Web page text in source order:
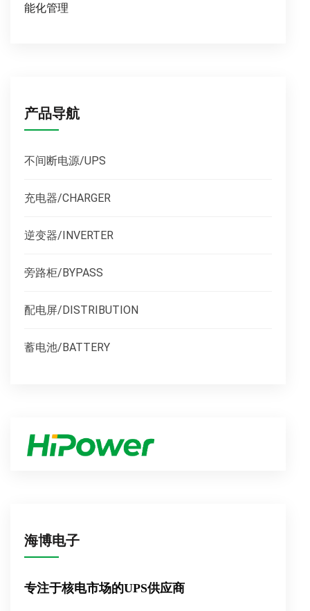
能化管理
产品导航
不间断电源/UPS
充电器/CHARGER
逆变器/INVERTER
旁路柜/BYPASS
配电屏/DISTRIBUTION
蓄电池/BATTERY
海博电子
专注于核电市场的UPS供应商